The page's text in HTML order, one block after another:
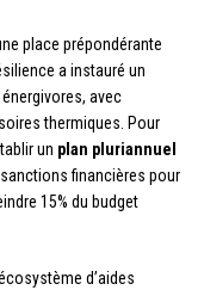
place prépondérante
a instauré un
avec
thermiques. Pour
un plan pluriannuel
financières pour
15% du budget
d’aides